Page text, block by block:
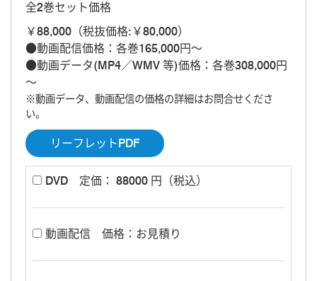
全2巻セット価格
￥88,000（税抜価格:￥80,000）
●動画配信価格：各巻165,000円～
●動画データ(MP4／WMV 等)価格：各巻308,000円
～
※動画データ、動画配信の価格の詳細はお問合せくださ
い。
リーフレットPDF
DVD 定価： 88000 円（税込）
動画配信 価格：お見積り